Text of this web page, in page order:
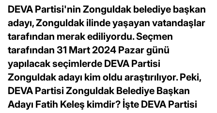
DEVA Partisi'nin Zonguldak belediye başkan
adayı, Zonguldak ilinde yaşayan vatandaşlar
tarafından merak ediliyordu. Seçmen
tarafından 31 Mart 2024 Pazar günü
yapılacak seçimlerde DEVA Partisi
Zonguldak adayı kim oldu araştırılıyor. Peki,
DEVA Partisi Zonguldak Belediye Başkan
Adayı Fatih Keleş kimdir? İşte DEVA Partisi